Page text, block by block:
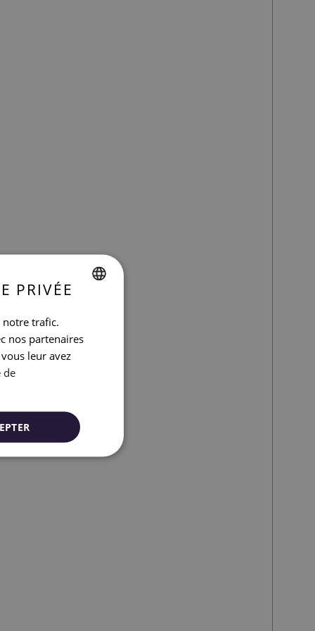
ENGLISH
CATALAN
ITALIAN
PRIVÉE
notre trafic.
nos partenaires
leur avez
de